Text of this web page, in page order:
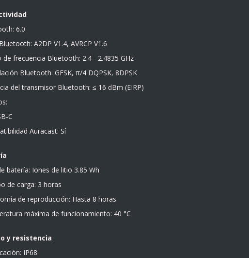
6.0
A2DP V1.4, AVRCP V1.6
de frecuencia Bluetooth: 2.4 - 2.4835 GHz
Bluetooth: GFSK, π/4 DQPSK, 8DPSK
del transmisor Bluetooth: ≤ 16 dBm (EIRP)
C
Auracast: Sí
batería: Iones de litio 3.85 Wh
de carga: 3 horas
de reproducción: Hasta 8 horas
máxima de funcionamiento: 40 °C
y resistencia
IP68